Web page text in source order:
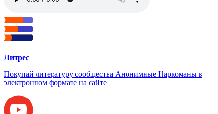
Литрес
Покупай литературу сообщества Анонимные Наркоманы в
электронном формате на сайте